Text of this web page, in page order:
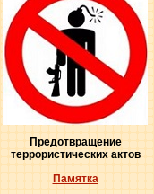
Предотвращение
террористических актов
Памятка